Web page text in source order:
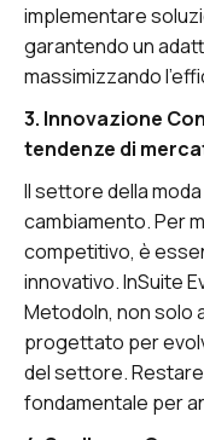
implementare
garantendo un
massimizzando
3. Innovazione
tendenze di
Il settore della
cambiamento. Per
competitivo, è
innovativo. InSuite
MetodoIn, non solo
progettato per
del settore. Restare
fondamentale per